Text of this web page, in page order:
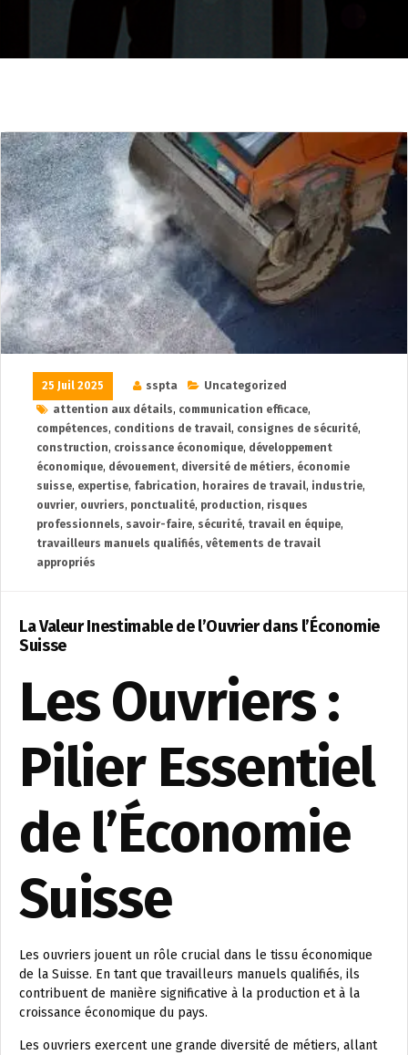
25 Juil 2025 sspta
Uncategorized
attention aux détails, communication efficace,
compétences, conditions de travail, consignes de sécurité,
construction, croissance économique, développement
économique, dévouement, diversité de métiers, économie
suisse, expertise, fabrication, horaires de travail, industrie,
ouvrier, ouvriers, ponctualité, production, risques
professionnels, savoir-faire, sécurité, travail en équipe,
travailleurs manuels qualifiés, vêtements de travail
appropriés
La Valeur Inestimable de l’Ouvrier dans l’Économie
Suisse
Les Ouvriers :
Pilier Essentiel
de l’Économie
Suisse
Les ouvriers jouent un rôle crucial dans le tissu économique
de la Suisse. En tant que travailleurs manuels qualifiés, ils
contribuent de manière significative à la production et à la
croissance économique du pays.
Les ouvriers exercent une grande diversité de métiers, allant